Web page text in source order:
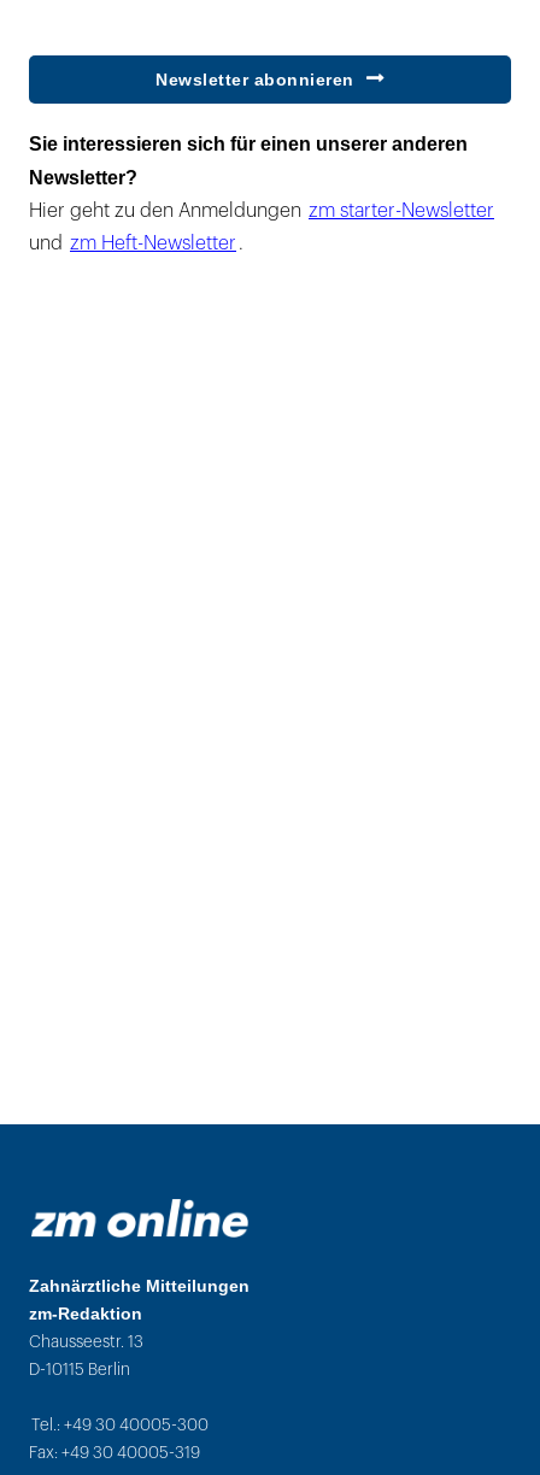
Newsletter abonnieren
Sie interessieren sich für einen unserer anderen
Newsletter?
Hier geht zu den Anmeldungen zm starter-Newsletter
und zm Heft-Newsletter .
Zahnärztliche Mitteilungen
zm-Redaktion
Chausseestr. 13
D-10115 Berlin
Tel.: +49 30 40005-300
Fax: +49 30 40005-319